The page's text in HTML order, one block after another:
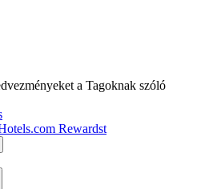
a Tagoknak szóló
Rewardst